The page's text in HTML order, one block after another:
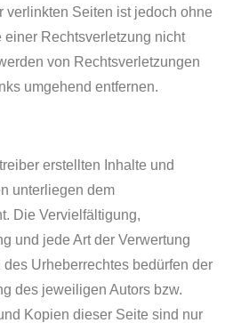
verlinkten Seiten ist jedoch ohne
einer Rechtsverletzung nicht
von Rechtsverletzungen
umgehend entfernen.
erstellten Inhalte und
unterliegen dem
Die Vervielfältigung,
und jede Art der Verwertung
Urheberrechtes bedürfen der
des jeweiligen Autors bzw.
Kopien dieser Seite sind nur